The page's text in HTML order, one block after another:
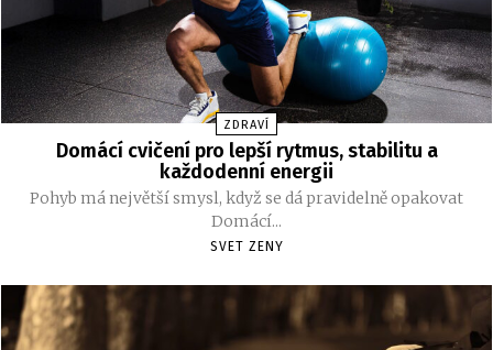
ZDRAVÍ
Domácí cvičení pro lepší rytmus, stabilitu a
každodenní energii
Pohyb má největší smysl, když se dá pravidelně opakovat
Domácí...
SVET ZENY